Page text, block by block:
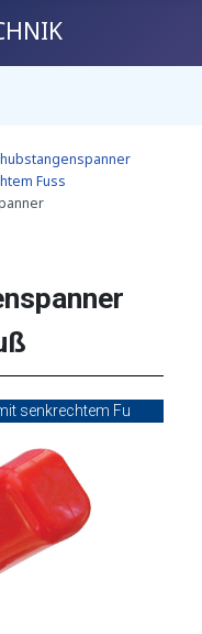
Fuss
senkrechtem Fu